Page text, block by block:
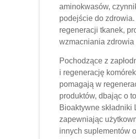
aminokwasów,
podejście do
regeneracji tkanek,
wzmacniania
Pochodzące z
i regenerację
pomagają w
produktów, dbając o
Bioaktywne składniki
zapewniając
innych suplementów